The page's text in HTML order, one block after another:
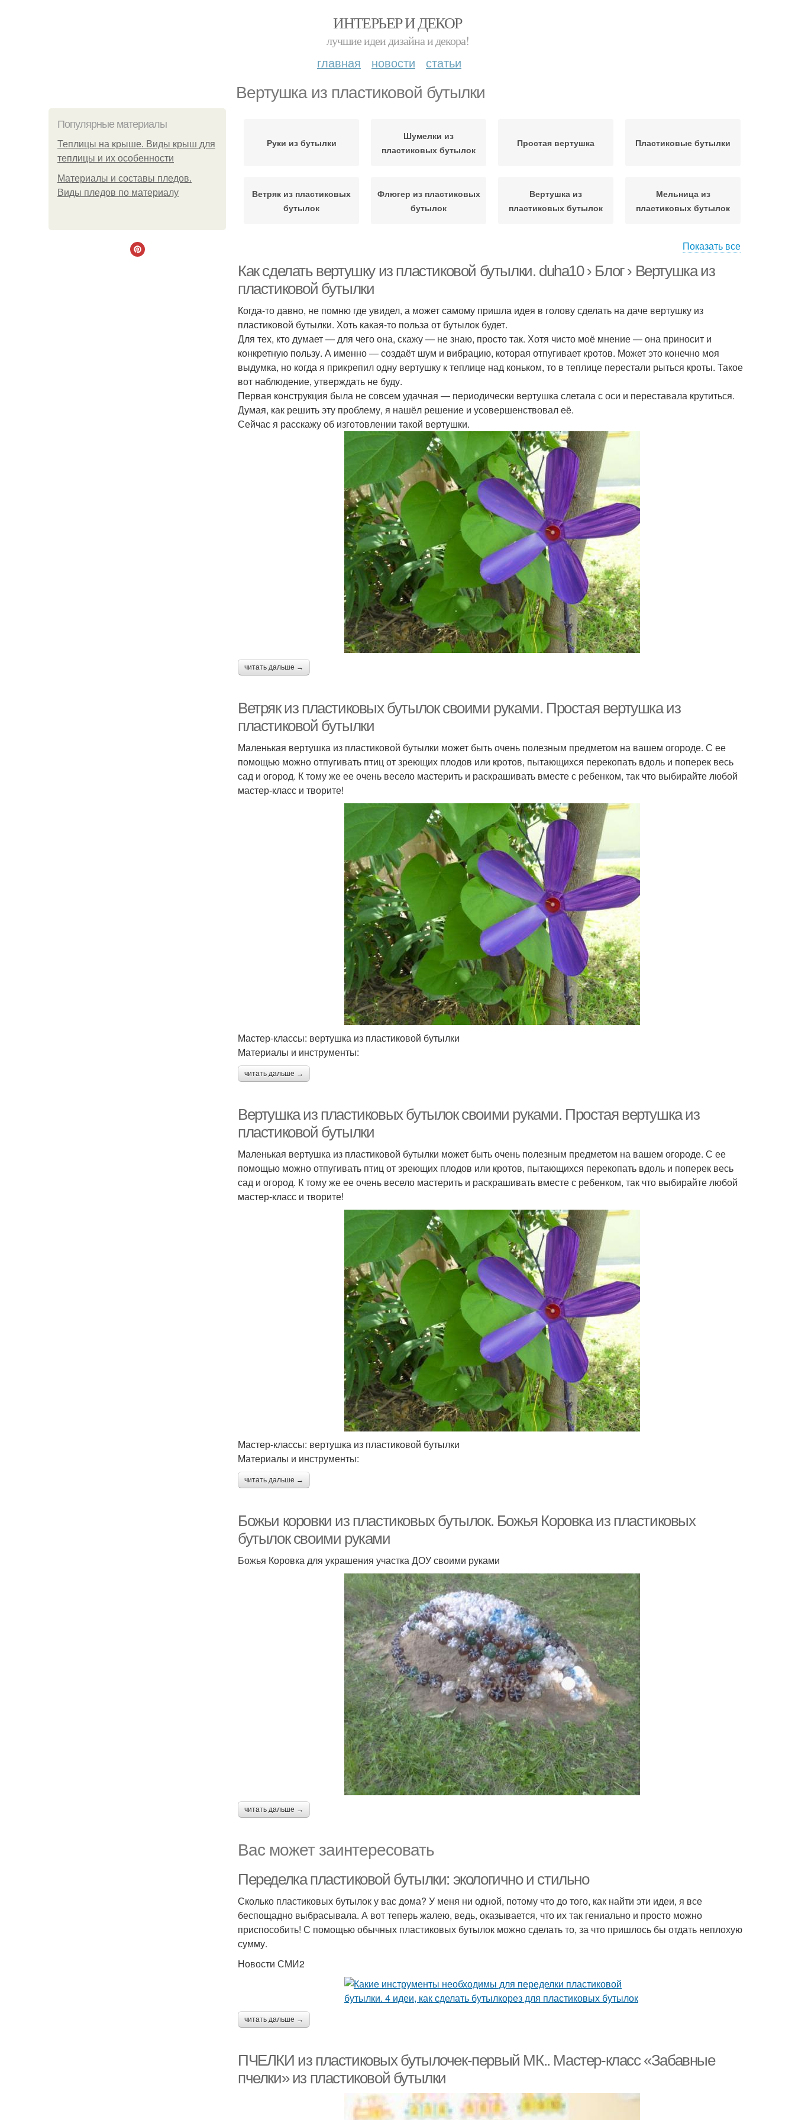
ИНТЕРЬЕР И ДЕКОР
лучшие идеи дизайна и декора!
главная новости статьи
Вертушка из пластиковой бутылки
Популярные материалы
Теплицы на крыше. Виды крыш для
теплицы и их особенности
Материалы и составы пледов.
Виды пледов по материалу
Руки из бутылки
Шумелки из
пластиковых бутылок
Простая вертушка Пластиковые бутылки
Ветряк из пластиковых
бутылок
Флюгер из пластиковых
бутылок
Вертушка из
пластиковых бутылок
Мельница из
пластиковых бутылок
пластиковых бутылок
Коровка из
пластиковых бутылок
Ветряк из пластиковой
бутылки
Коровка из
пластиковых ложек
Цвета из пластиковых
Цвета из бутылок
Показать все
Как сделать вертушку из пластиковой бутылки. duha10 › Блог › Вертушка из
пластиковой бутылки
Когда-то давно, не помню где увидел, а может самому пришла идея в голову сделать на даче вертушку из
пластиковой бутылки. Хоть какая-то польза от бутылок будет.
Для тех, кто думает — для чего она, скажу — не знаю, просто так. Хотя чисто моё мнение — она приносит и
конкретную пользу. А именно — создаёт шум и вибрацию, которая отпугивает кротов. Может это конечно моя
выдумка, но когда я прикрепил одну вертушку к теплице над коньком, то в теплице перестали рыться кроты. Такое
вот наблюдение, утверждать не буду.
Первая конструкция была не совсем удачная — периодически вертушка слетала с оси и переставала крутиться.
Думая, как решить эту проблему, я нашёл решение и усовершенствовал её.
Сейчас я расскажу об изготовлении такой вертушки.
читать дальше →
Ветряк из пластиковых бутылок своими руками. Простая вертушка из
пластиковой бутылки
Маленькая вертушка из пластиковой бутылки может быть очень полезным предметом на вашем огороде. С ее
помощью можно отпугивать птиц от зреющих плодов или кротов, пытающихся перекопать вдоль и поперек весь
сад и огород. К тому же ее очень весело мастерить и раскрашивать вместе с ребенком, так что выбирайте любой
мастер-класс и творите!
Мастер-классы: вертушка из пластиковой бутылки
Материалы и инструменты:
читать дальше →
Вертушка из пластиковых бутылок своими руками. Простая вертушка из
пластиковой бутылки
Маленькая вертушка из пластиковой бутылки может быть очень полезным предметом на вашем огороде. С ее
помощью можно отпугивать птиц от зреющих плодов или кротов, пытающихся перекопать вдоль и поперек весь
сад и огород. К тому же ее очень весело мастерить и раскрашивать вместе с ребенком, так что выбирайте любой
мастер-класс и творите!
Мастер-классы: вертушка из пластиковой бутылки
Материалы и инструменты:
читать дальше →
Божьи коровки из пластиковых бутылок. Божья Коровка из пластиковых
бутылок своими руками
Божья Коровка для украшения участка ДОУ своими руками
читать дальше →
Вас может заинтересовать
Переделка пластиковой бутылки: экологично и стильно
Сколько пластиковых бутылок у вас дома? У меня ни одной, потому что до того, как найти эти идеи, я все
беспощадно выбрасывала. А вот теперь жалею, ведь, оказывается, что их так гениально и просто можно
приспособить! С помощью обычных пластиковых бутылок можно сделать то, за что пришлось бы отдать неплохую
сумму.
Новости СМИ2
читать дальше →
ПЧЕЛКИ из пластиковых бутылочек-первый МК.. Мастер-класс «Забавные
пчелки» из пластиковой бутылки